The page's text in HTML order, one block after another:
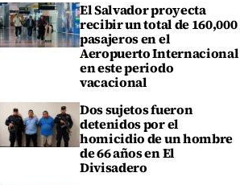
El Salvador proyecta
recibir un total de 160,000
pasajeros en el
Aeropuerto Internacional
en este periodo
vacacional
Dos sujetos fueron
detenidos por el
homicidio de un hombre
de 66 años en El
Divisadero